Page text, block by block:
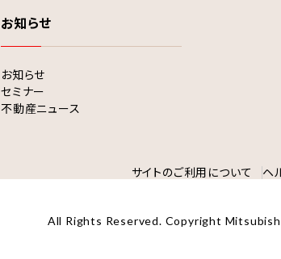
お知らせ
お知らせ
セミナー
不動産ニュース
サイトのご利用について ヘ
All Rights Reserved. Copyright